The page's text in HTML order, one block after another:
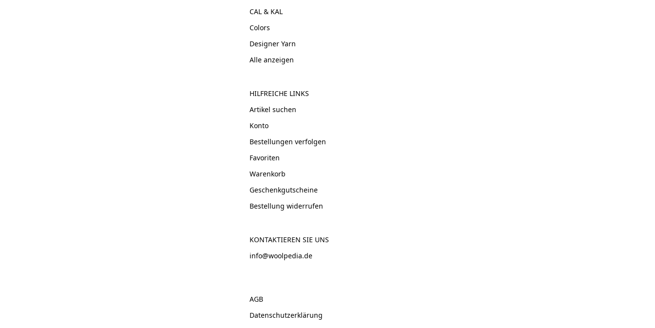
CAL & KAL
Colors
Designer Yarn
Alle anzeigen
HILFREICHE LINKS
Artikel suchen
Konto
Bestellungen verfolgen
Favoriten
Warenkorb
Geschenkgutscheine
Bestellung widerrufen
KONTAKTIEREN SIE UNS
info@woolpedia.de
AGB
Datenschutzerklärung